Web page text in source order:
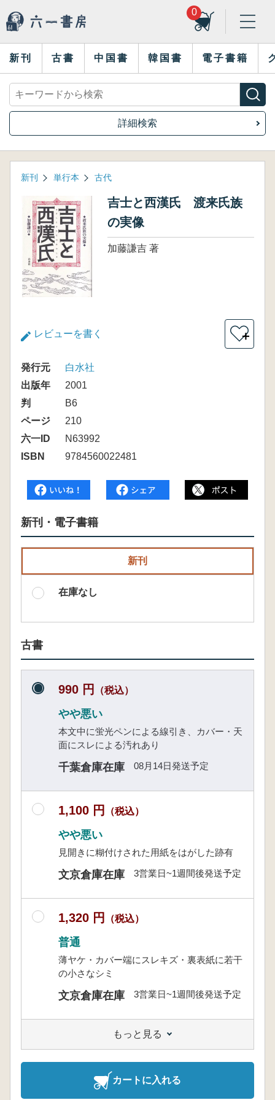
0
新刊 古書 中国書 韓国書 電子書籍
詳細検索
新刊 単行本 古代
吉士と西漢氏 渡来氏族
の実像
加藤謙吉 著
レビューを書く ＋
発行元
白水社
出版年
2001
判
B6
ページ
210
六一ID
N63992
ISBN
9784560022481
新刊・電子書籍
新刊
在庫なし
古書
990 円 （税込）
やや悪い
本文中に蛍光ペンによる線引き、カバー・天
面にスレによる汚れあり
千葉倉庫在庫 08月14日発送予定
1,100 円 （税込）
やや悪い
見開きに糊付けされた用紙をはがした跡有
文京倉庫在庫 3営業日~1週間後発送予定
1,320 円 （税込）
普通
薄ヤケ・カバー端にスレキズ・裏表紙に若干
の小さなシミ
文京倉庫在庫 3営業日~1週間後発送予定
もっと見る
カートに入れる